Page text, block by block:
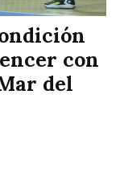
con
del